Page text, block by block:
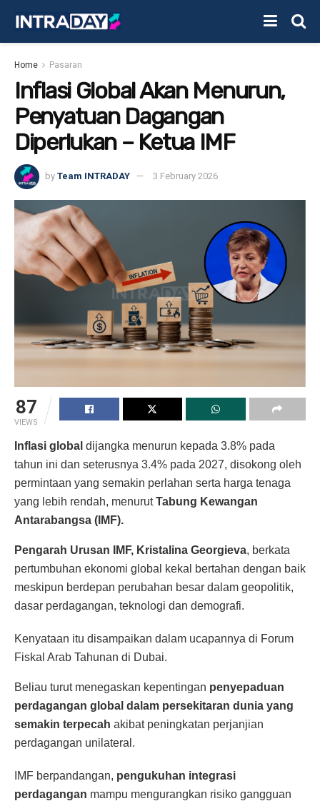
Home Pasaran
Inflasi Global Akan Menurun,
Penyatuan Dagangan
Diperlukan – Ketua IMF
by Team INTRADAY 3 February 2026
87
VIEWS
Inflasi global dijangka menurun kepada 3.8% pada
tahun ini dan seterusnya 3.4% pada 2027, disokong oleh
permintaan yang semakin perlahan serta harga tenaga
yang lebih rendah, menurutTabung Kewangan
Antarabangsa (IMF).
Pengarah Urusan IMF, Kristalina Georgieva, berkata
pertumbuhan ekonomi global kekal bertahan dengan baik
meskipun berdepan perubahan besar dalam geopolitik,
dasar perdagangan, teknologi dan demografi.
Kenyataan itu disampaikan dalam ucapannya di Forum
Fiskal Arab Tahunan di Dubai.
Beliau turut menegaskan kepentingan penyepaduan
perdagangan global dalam persekitaran dunia yang
semakin terpecah akibat peningkatan perjanjian
perdagangan unilateral.
IMF berpandangan, pengukuhan integrasi
perdagangan mampu mengurangkan risiko gangguan